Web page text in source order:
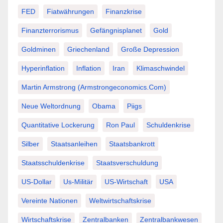
FED Fiatwährungen Finanzkrise
Finanzterrorismus Gefängnisplanet Gold
Goldminen Griechenland Große Depression
Hyperinflation Inflation Iran Klimaschwindel
Martin Armstrong (Armstrongeconomics.com)
Neue Weltordnung Obama Piigs
Quantitative Lockerung Ron Paul Schuldenkrise
Silber Staatsanleihen Staatsbankrott
Staatsschuldenkrise Staatsverschuldung
US-Dollar Us-Militär US-Wirtschaft USA
Vereinte Nationen Weltwirtschaftskrise
Wirtschaftskrise Zentralbanken Zentralbankwesen